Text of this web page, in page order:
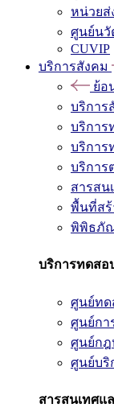
หน่วยส่
ศูนย์นวั
CUVIP
บริการสังคม
ย้อ
บริการ
บริการ
บริการ
บริการ
สารสน
พื้นที่สร้
พิพิธภั
บริการทดสอ
ศูนย์ทด
ศูนย์กา
ศูนย์กฎ
ศูนย์บริ
สารสนเทศแ